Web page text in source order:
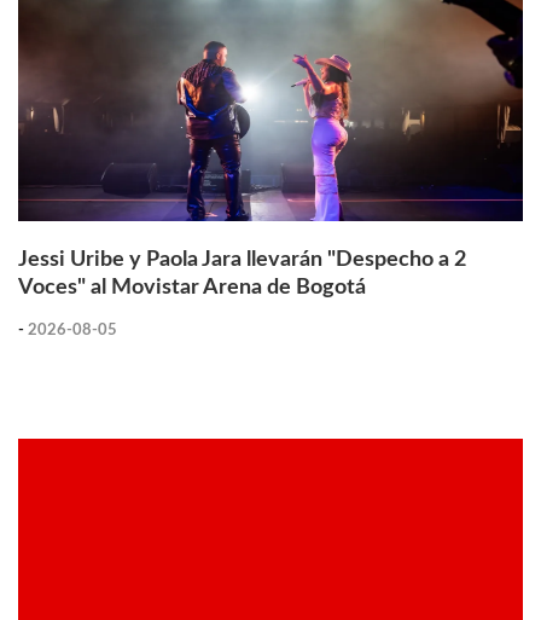
Jessi Uribe y Paola Jara llevarán "Despecho a 2
Voces" al Movistar Arena de Bogotá
- 2026-08-05